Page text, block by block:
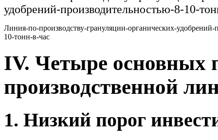
Линия-по-производству-грануляции-органических-удобрений-
10-тонн-в-час
IV. Четыре основных
производственной
1. Низкий порог